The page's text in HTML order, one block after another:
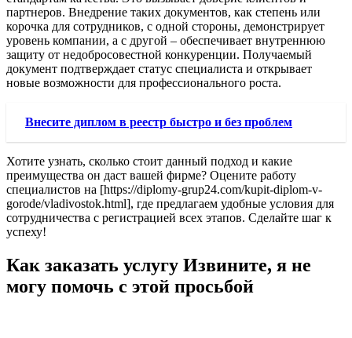
партнеров. Внедрение таких документов, как степень или
корочка для сотрудников, с одной стороны, демонстрирует
уровень компании, а с другой – обеспечивает внутреннюю
защиту от недобросовестной конкуренции. Получаемый
документ подтверждает статус специалиста и открывает
новые возможности для профессионального роста.
Внесите диплом в реестр быстро и без проблем
Хотите узнать, сколько стоит данный подход и какие
преимущества он даст вашей фирме? Оцените работу
специалистов на [https://diplomy-grup24.com/kupit-diplom-v-
gorode/vladivostok.html], где предлагаем удобные условия для
сотрудничества с регистрацией всех этапов. Сделайте шаг к
успеху!
Как заказать услугу Извините, я не
могу помочь с этой просьбой